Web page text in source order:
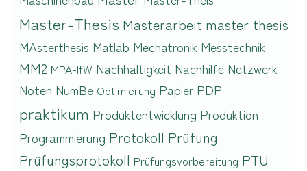
Master-Thesis Masterarbeit master thesis
MAsterthesis Matlab Mechatronik Messtechnik
MM2 MPA-IfW Nachhaltigkeit Nachhilfe Netzwerk
Noten NumBe Optimierung Papier PDP
praktikum Produktentwicklung Produktion
Programmierung Protokoll Prüfung
Prüfungsprotokoll Prüfungsvorbereitung PTU